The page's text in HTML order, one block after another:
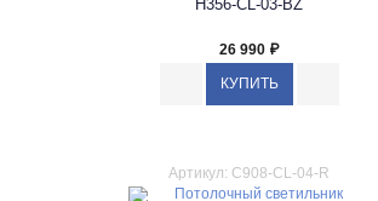
H356-CL-03-BZ
26 990 ₽
Артикул: C908-CL-04-R